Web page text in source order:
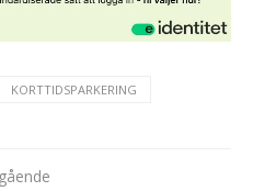
KORTTIDSPARKERING